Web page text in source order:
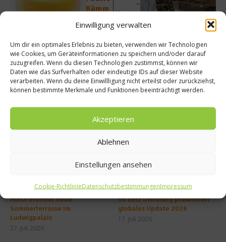
Einwilligung verwalten
Um dir ein optimales Erlebnis zu bieten, verwenden wir Technologien
wie Cookies, um Geräteinformationen zu speichern und/oder darauf
zuzugreifen. Wenn du diesen Technologien zustimmst, können wir
Daten wie das Surfverhalten oder eindeutige IDs auf dieser Website
verarbeiten. Wenn du deine Einwillligung nicht erteilst oder zurückziehst,
können bestimmte Merkmale und Funktionen beeinträchtigt werden.
Akzeptieren
Ablehnen
Einstellungen ansehen
Cookie-RichtlinieDatenschutzbestimmungenImpressum
Kümm
wasse
–
Heute:
Eric
Ähnliche Beiträge
MAUI eröffnet neue
Sommerterrasse im
Ludwigpalais
27. Juli 2026
50 Best Discovery präsentiert
globales Update 2026
17. Juli 2026